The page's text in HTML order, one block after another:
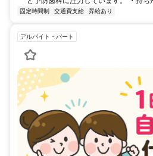
固定時間制 交通費支給 昇給あり
アルバイト・パート